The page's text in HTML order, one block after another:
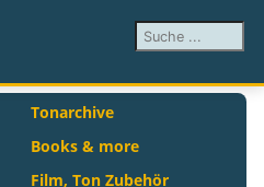
Suchen ...
Tonarchive
Books & more
Film, Ton Zubehör